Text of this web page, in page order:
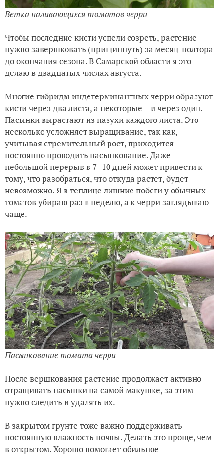
Ветка наливающихся томатов черри
Чтобы последние кисти успели созреть, растение
нужно завершковать (прищипнуть) за месяц-полтора
до окончания сезона. В Самарской области я это
делаю в двадцатых числах августа.
Многие гибриды индетерминантных черри образуют
кисти через два листа, а некоторые – и через один.
Пасынки вырастают из пазухи каждого листа. Это
несколько усложняет выращивание, так как,
учитывая стремительный рост, приходится
постоянно проводить пасынкование. Даже
небольшой перерыв в 7–10 дней может привести к
тому, что разобраться, что откуда растет, будет
невозможно. Я в теплице лишние побеги у обычных
томатов убираю раз в неделю, а к черри заглядываю
чаще.
Пасынкование томата черри
После вершкования растение продолжает активно
отращивать пасынки на самой макушке, за этим
нужно следить и удалять их.
В закрытом грунте тоже важно поддерживать
постоянную влажность почвы. Делать это проще, чем
в открытом. Хорошо помогает обильное